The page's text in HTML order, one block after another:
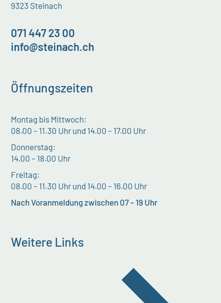
9323 Steinach
071 447 23 00
info@steinach.ch
Öffnungszeiten
Montag bis Mittwoch:
08.00 – 11.30 Uhr und 14.00 – 17.00 Uhr
Donnerstag:
14.00 – 18.00 Uhr
Freitag:
08.00 – 11.30 Uhr und 14.00 – 16.00 Uhr
Nach Voranmeldung zwischen 07 – 19 Uhr
Weitere Links